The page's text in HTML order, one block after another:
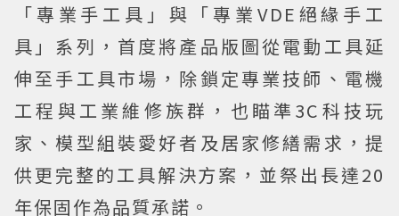
「專業手工具」與「專業VDE絕緣手工
具」系列，首度將產品版圖從電動工具延
伸至手工具市場，除鎖定專業技師、電機
工程與工業維修族群，也瞄準3C科技玩
家、模型組裝愛好者及居家修繕需求，提
供更完整的工具解決方案，並祭出長達20
年保固作為品質承諾。